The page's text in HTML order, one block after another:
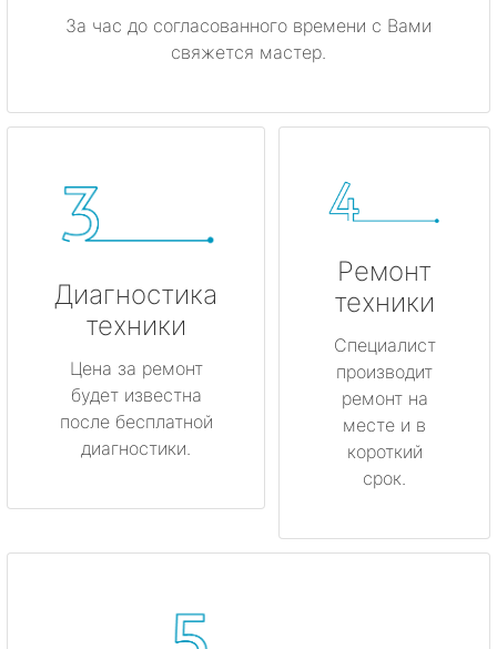
За час до согласованного времени с Вами
свяжется мастер.
Диагностика
техники
Цена за ремонт
будет известна
после бесплатной
диагностики.
Ремонт
техники
Специалист
производит
ремонт на
месте и в
короткий
срок.